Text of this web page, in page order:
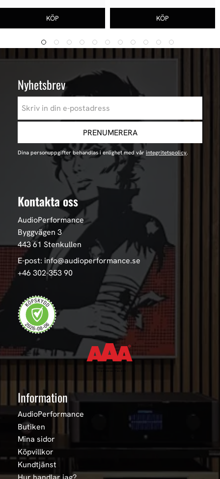
Nyhetsbrev
PRENUMERERA
Dina personuppgifter behandlas i enlighet med vår integritetspolicy.
Kontakta oss
AudioPerformance
Byggvägen 3
443 61 Stenkullen
E-post: info@audioperformance.se
+46 302-353 90
Information
AudioPerformance
Butiken
Mina sidor
Köpvillkor
Kundtjänst